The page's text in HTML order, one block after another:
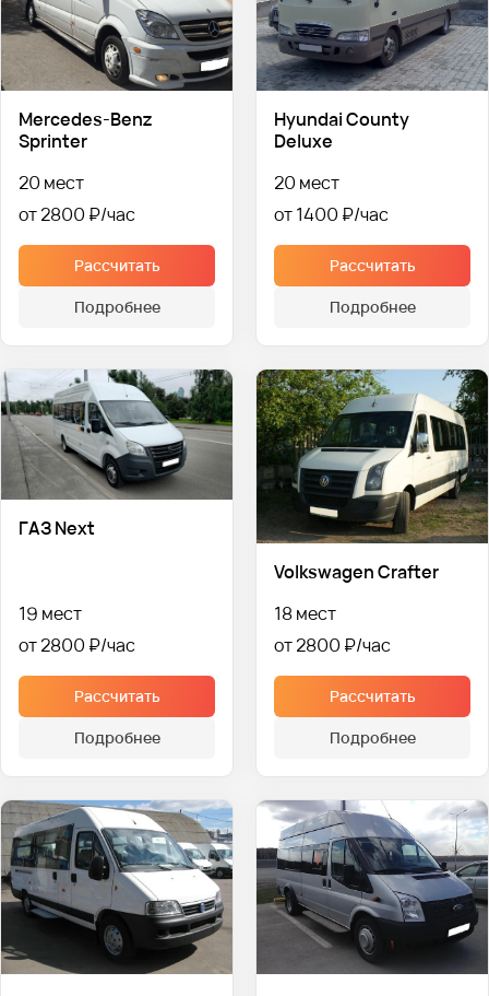
Mercedes-Benz
Sprinter
20 мест
от 2800 ₽
Рассчитать
Подробнее
Hyundai County
Deluxe
20 мест
от 1400 ₽
Рассчитать
Подробнее
ГАЗ Next
19 мест
от 2800 ₽
Рассчитать
Подробнее
Volkswagen Crafter
18 мест
от 2800 ₽
Рассчитать
Подробнее